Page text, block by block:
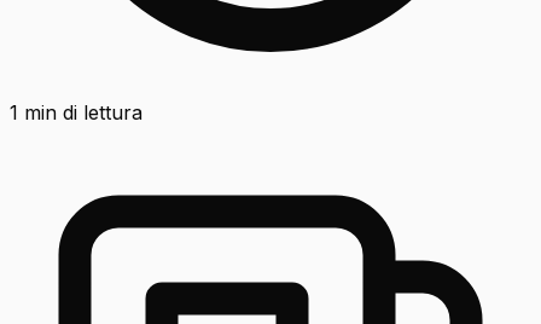
1 min di lettura